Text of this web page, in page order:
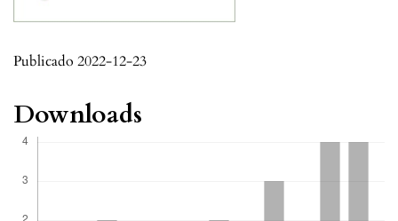
Publicado 2022-12-23
Downloads